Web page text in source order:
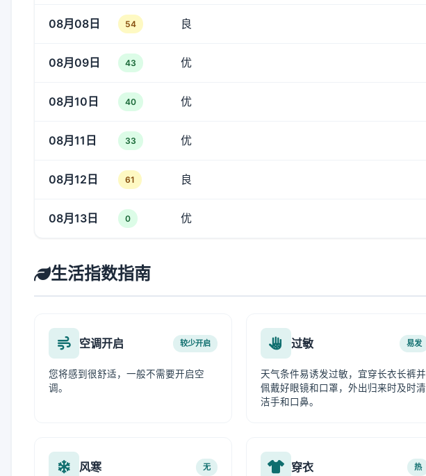
08月08日 54 良
08月09日 43 优
08月10日 40 优
08月11日 33 优
08月12日 61 良
08月13日 0 优
生活指数指南
空调开启 较少开启
您将感到很舒适，一般不需要开启空
调。
过敏 易发
天气条件易诱发过敏，宜穿长衣长裤并
佩戴好眼镜和口罩，外出归来时及时清
洁手和口鼻。
风寒 无 穿衣 热